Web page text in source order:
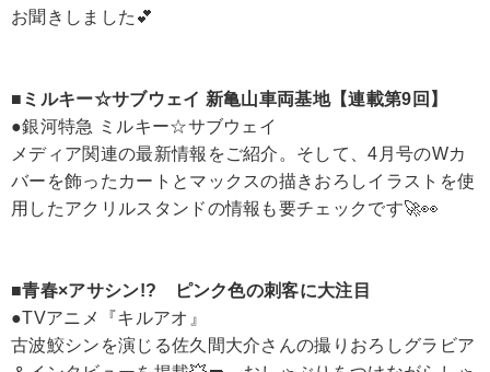
お聞きしました💕
■ミルキー☆サブウェイ 新亀山車両基地【連載第9回】
●銀河特急 ミルキー☆サブウェイ
メディア関連の最新情報をご紹介。そして、4月号のWカ
バーを飾ったカートとマックスの描きおろしイラストを使
用したアクリルスタンドの情報も要チェックです🚀👀
■青春×アサシン!? ピンク色の刺客に大注目
●TVアニメ『キルアオ』
古波鮫シンを演じる佐久間大介さんの撮りおろしグラビア